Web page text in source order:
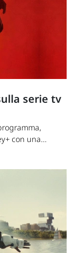
serie tv
con una...